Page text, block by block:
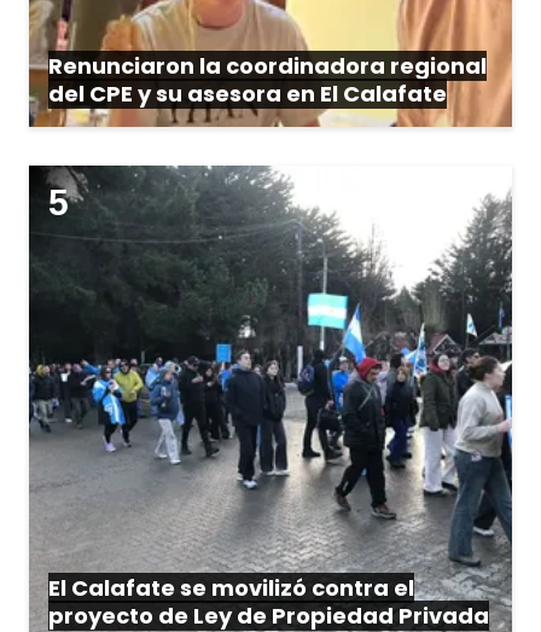
Renunciaron la coordinadora regional
del CPE y su asesora en El Calafate
El Calafate se movilizó contra el
proyecto de Ley de Propiedad Privada